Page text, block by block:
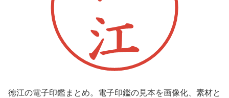
徳江の電子印鑑まとめ。電子印鑑の見本を画像化、素材と